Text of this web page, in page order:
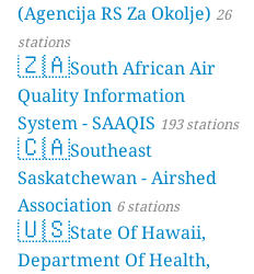
(Agencija RS Za Okolje) 26
stations
🇿🇦South African Air
Quality Information
System - SAAQIS 193 stations
🇨🇦Southeast
Saskatchewan - Airshed
Association 6 stations
🇺🇸State Of Hawaii,
Department Of Health,